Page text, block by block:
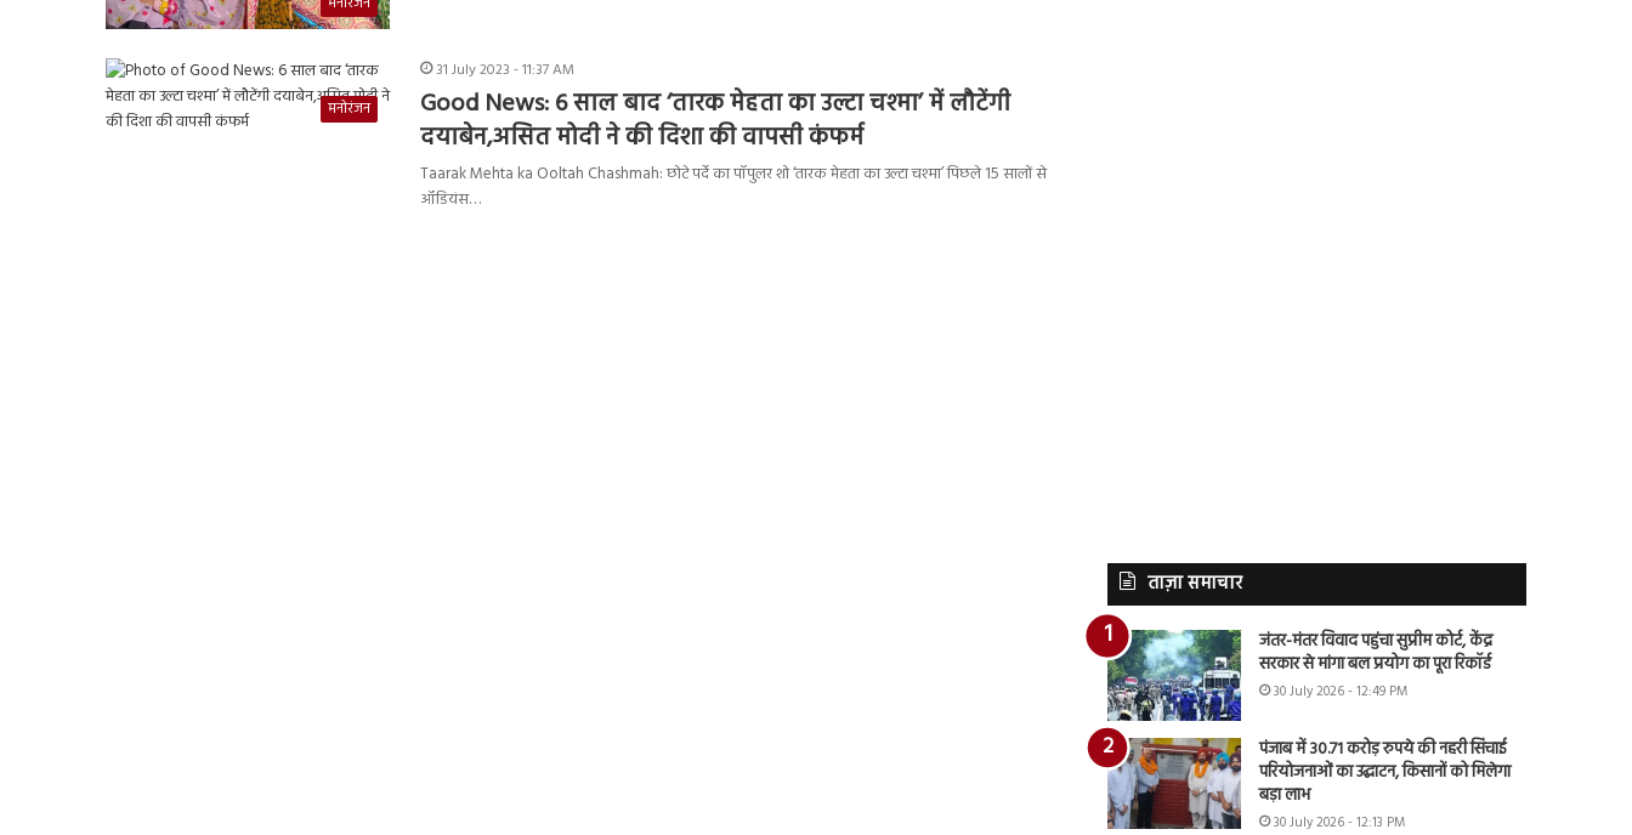
मनोरंजन
31 July 2023 - 11:37 AM
Good News: 6 साल बाद ‘तारक मेहता का उल्टा चश्मा’ में लौटेंगी
दयाबेन,असित मोदी ने की दिशा की वापसी कंफर्म
Taarak Mehta ka Ooltah Chashmah: छोटे पर्दे का पॉपुलर शो ‘तारक मेहता का उल्टा चश्मा’ पिछले 15 सालों से
ऑडियंस…
ताज़ा समाचार
जंतर-मंतर विवाद पहुंचा सुप्रीम कोर्ट, केंद्र
सरकार से मांगा बल प्रयोग का पूरा रिकॉर्ड
30 July 2026 - 12:49 PM
पंजाब में 30.71 करोड़ रुपये की नहरी सिंचाई
परियोजनाओं का उद्घाटन, किसानों को मिलेगा
बड़ा लाभ
30 July 2026 - 12:13 PM